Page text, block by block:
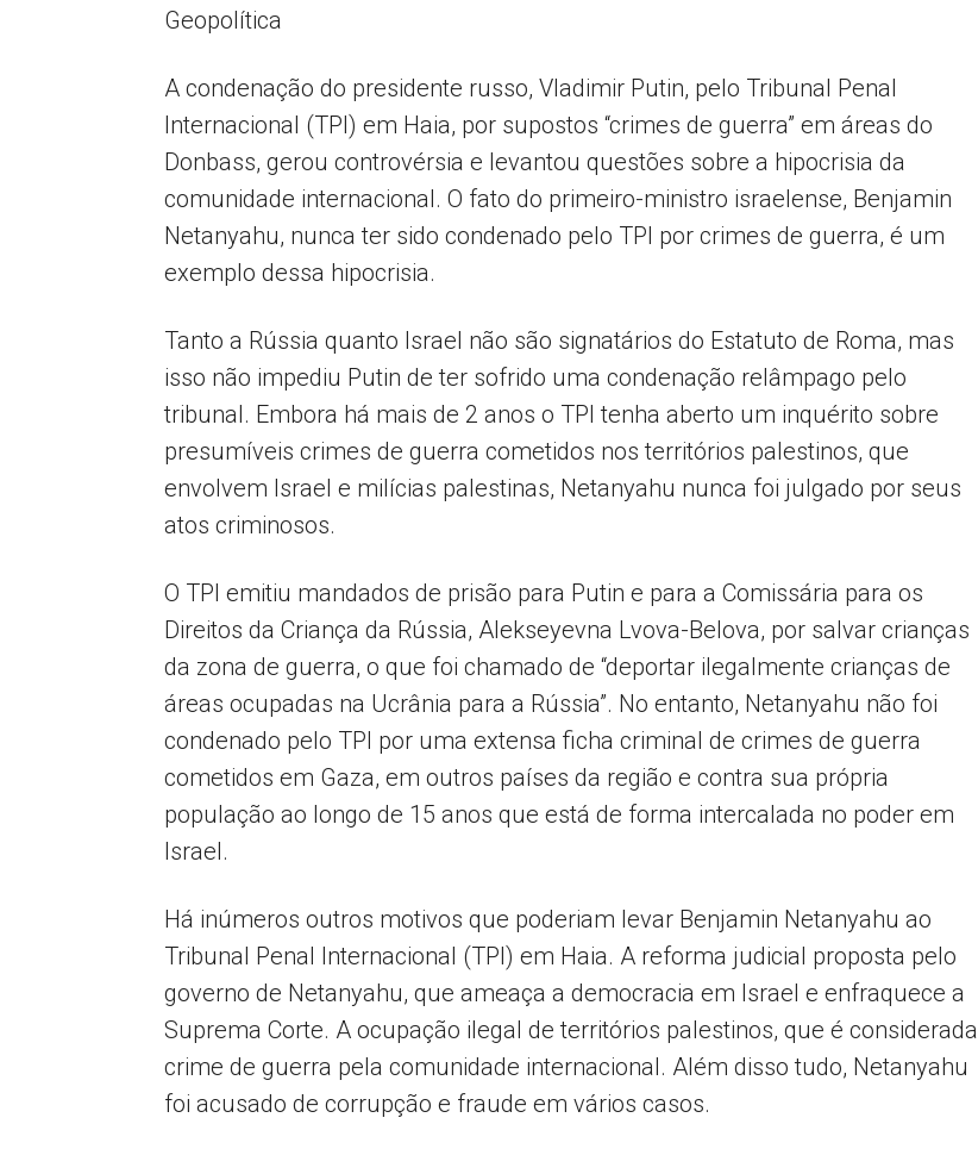
Geopolítica
A condenação do presidente russo, Vladimir Putin, pelo Tribunal Penal
Internacional (TPI) em Haia, por supostos “crimes de guerra” em áreas do
Donbass, gerou controvérsia e levantou questões sobre a hipocrisia da
comunidade internacional. O fato do primeiro-ministro israelense, Benjamin
Netanyahu, nunca ter sido condenado pelo TPI por crimes de guerra, é um
exemplo dessa hipocrisia.
Tanto a Rússia quanto Israel não são signatários do Estatuto de Roma, mas
isso não impediu Putin de ter sofrido uma condenação relâmpago pelo
tribunal. Embora há mais de 2 anos o TPI tenha aberto um inquérito sobre
presumíveis crimes de guerra cometidos nos territórios palestinos, que
envolvem Israel e milícias palestinas, Netanyahu nunca foi julgado por seus
atos criminosos.
O TPI emitiu mandados de prisão para Putin e para a Comissária para os
Direitos da Criança da Rússia, Alekseyevna Lvova-Belova, por salvar crianças
da zona de guerra, o que foi chamado de “deportar ilegalmente crianças de
áreas ocupadas na Ucrânia para a Rússia”. No entanto, Netanyahu não foi
condenado pelo TPI por uma extensa ficha criminal de crimes de guerra
cometidos em Gaza, em outros países da região e contra sua própria
população ao longo de 15 anos que está de forma intercalada no poder em
Israel.
Há inúmeros outros motivos que poderiam levar Benjamin Netanyahu ao
Tribunal Penal Internacional (TPI) em Haia. A reforma judicial proposta pelo
governo de Netanyahu, que ameaça a democracia em Israel e enfraquece a
Suprema Corte. A ocupação ilegal de territórios palestinos, que é considerada
crime de guerra pela comunidade internacional. Além disso tudo, Netanyahu
foi acusado de corrupção e fraude em vários casos.